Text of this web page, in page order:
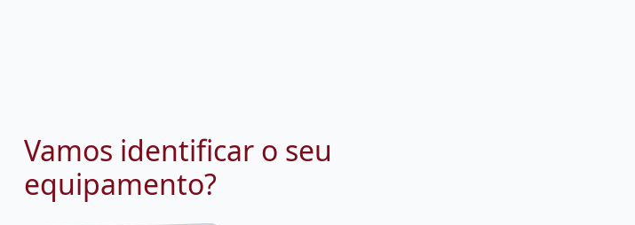
Vamos identificar o seu
equipamento?